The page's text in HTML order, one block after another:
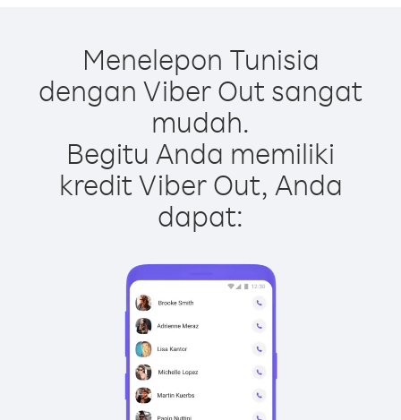
Menelepon Tunisia
dengan Viber Out sangat
mudah.
Begitu Anda memiliki
kredit Viber Out, Anda
dapat: